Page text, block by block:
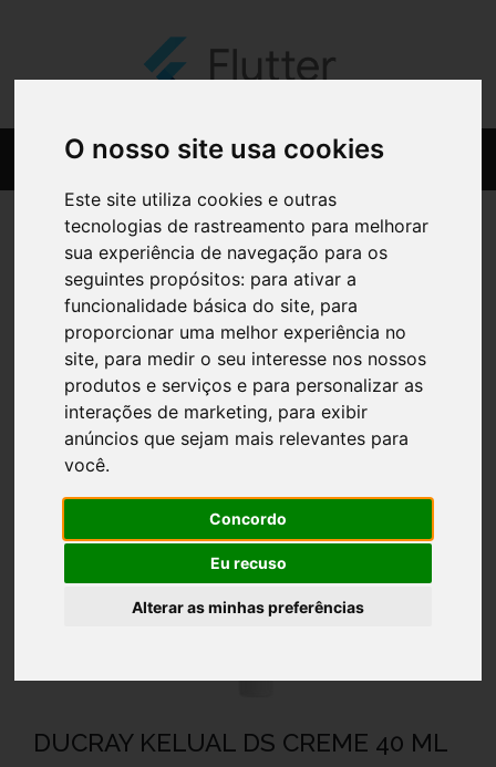
O nosso site usa cookies
Este site utiliza cookies e outras
tecnologias de rastreamento para melhorar
sua experiência de navegação para os
seguintes propósitos: para ativar a
funcionalidade básica do site, para
proporcionar uma melhor experiência no
site, para medir o seu interesse nos nossos
produtos e serviços e para personalizar as
interações de marketing, para exibir
anúncios que sejam mais relevantes para
você.
Concordo
Eu recuso
Alterar as minhas preferências
DUCRAY KELUAL DS CREME 40 ML